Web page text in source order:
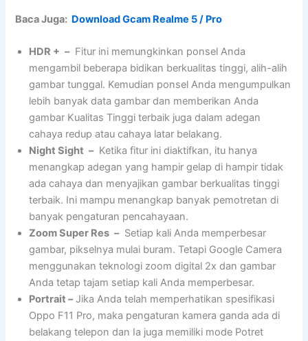
Baca Juga: Download Gcam Realme 5 / Pro
HDR + –Fitur ini memungkinkan ponsel Anda
mengambil beberapa bidikan berkualitas tinggi, alih-alih
gambar tunggal. Kemudian ponsel Anda mengumpulkan
lebih banyak data gambar dan memberikan Anda
gambar Kualitas Tinggi terbaik juga dalam adegan
cahaya redup atau cahaya latar belakang.
Night Sight –Ketika fitur ini diaktifkan, itu hanya
menangkap adegan yang hampir gelap di hampir tidak
ada cahaya dan menyajikan gambar berkualitas tinggi
terbaik. Ini mampu menangkap banyak pemotretan di
banyak pengaturan pencahayaan.
Zoom Super Res –Setiap kali Anda memperbesar
gambar, pikselnya mulai buram. Tetapi Google Camera
menggunakan teknologi zoom digital 2x dan gambar
Anda tetap tajam setiap kali Anda memperbesar.
Portrait –Jika Anda telah memperhatikan spesifikasi
Oppo F11 Pro, maka pengaturan kamera ganda ada di
belakang telepon dan Ia juga memiliki mode Potret